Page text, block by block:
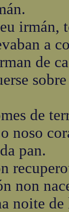
irmán,
a
de
de
noso
pan.
non
noite